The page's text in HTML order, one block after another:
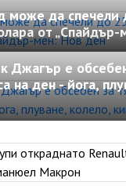
може да спечели
от
Джагър е
на ден - йога,